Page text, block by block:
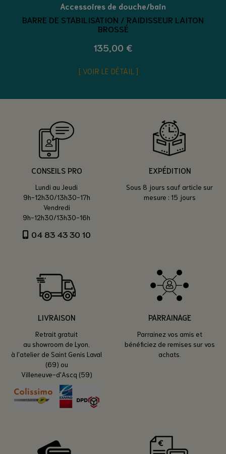
Accessoires de douche/bain
BARRE DE STABILISATION / RAIDISSEUR LAITON
BROSSÉ
135,00 €
VOIR LE DÉTAIL
CONSEILS PRO
Lundi au Jeudi
9h-12h30/13h30-17h
Vendredi
9h-12h30/13h30-16h
04 83 43 30 10
EXPÉDITION
Sous 8 jours sauf article sur
mesure : 15 jours
LIVRAISON
Retrait gratuit
au showroom de Lyon,
à l'atelier de Saint Genis Laval
(69) ou
Villeneuve-d'Ascq (59)
PARRAINAGE
Parrainez vos amis et
bénéficiez de remises sur vos
achats.